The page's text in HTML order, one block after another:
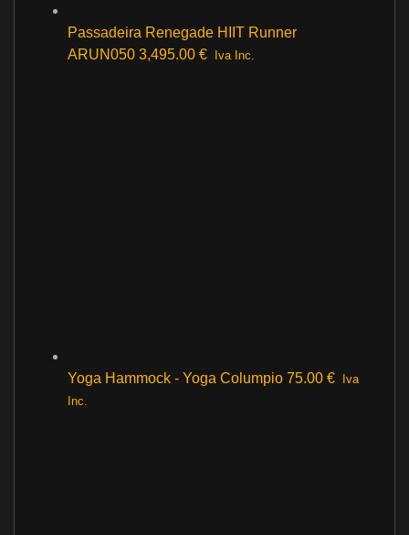
Passadeira Renegade HIIT Runner
ARUN050 3,495.00 € Iva Inc.
Yoga Hammock - Yoga Columpio 75.00 € Iva
Inc.